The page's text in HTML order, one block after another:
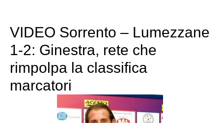
VIDEO Sorrento – Lumezzane
1-2: Ginestra, rete che
rimpolpa la classifica
marcatori